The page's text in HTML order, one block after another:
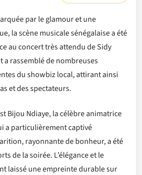
par le glamour et une
la scène musicale sénégalaise a été
au concert très attendu de Sidy
a rassemblé de nombreuses
du showbiz local, attirant ainsi
et des spectateurs.
Bijou Ndiaye, la célèbre animatrice
a particulièrement captivé
rayonnante de bonheur, a été
de la soirée. L’élégance et le
laissé une empreinte durable sur